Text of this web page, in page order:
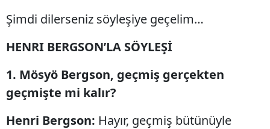
Şimdi dilerseniz söyleşiye geçelim…
HENRI BERGSON’LA SÖYLEŞİ
1. Mösyö Bergson, geçmiş gerçekten
geçmişte mi kalır?
Henri Bergson: Hayır, geçmiş bütünüyle